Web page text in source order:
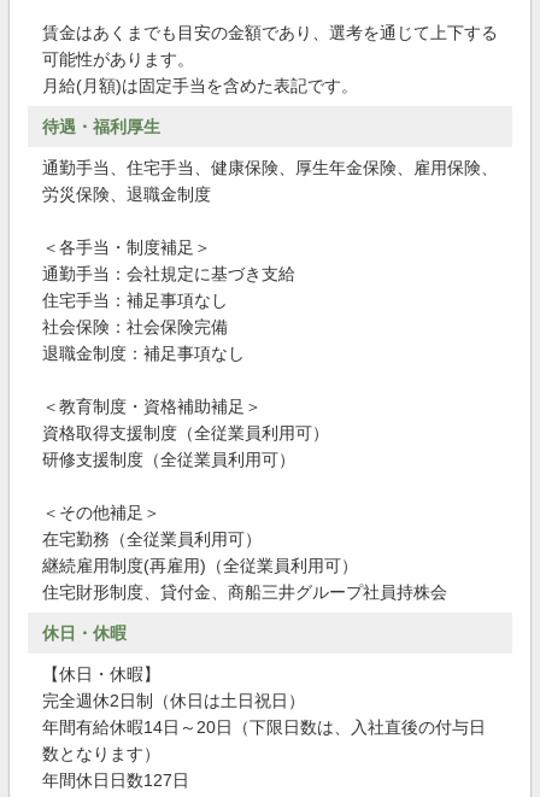
賃金はあくまでも目安の金額であり、選考を通じて上下する
可能性があります。
月給(月額)は固定手当を含めた表記です。
待遇・福利厚生
通勤手当、住宅手当、健康保険、厚生年金保険、雇用保険、
労災保険、退職金制度
＜各手当・制度補足＞
通勤手当：会社規定に基づき支給
住宅手当：補足事項なし
社会保険：社会保険完備
退職金制度：補足事項なし
＜教育制度・資格補助補足＞
資格取得支援制度（全従業員利用可）
研修支援制度（全従業員利用可）
＜その他補足＞
在宅勤務（全従業員利用可）
継続雇用制度(再雇用)（全従業員利用可）
住宅財形制度、貸付金、商船三井グループ社員持株会
休日・休暇
【休日・休暇】
完全週休2日制（休日は土日祝日）
年間有給休暇14日～20日（下限日数は、入社直後の付与日
数となります）
年間休日日数127日